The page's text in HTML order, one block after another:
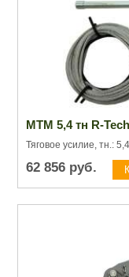
МТМ 5,4 тн R-Tech
Тяговое усилие, тн.:
62 856 руб.